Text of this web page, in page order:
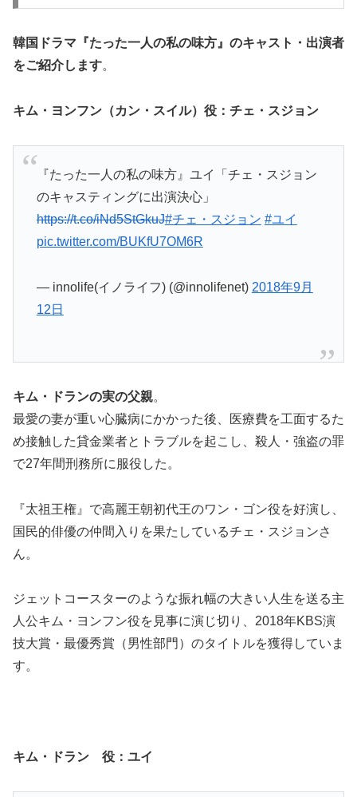
韓国ドラマ『たった一人の私の味方』のキャスト・出演者
をご紹介します。
キム・ヨンフン（カン・スイル）役：チェ・スジョン
『たった一人の私の味方』ユイ「チェ・スジョン
のキャスティングに出演決心」
https://t.co/iNd5StGkuJ#チェ・スジョン #ユイ
pic.twitter.com/BUKfU7OM6R
— innolife(イノライフ) (@innolifenet) 2018年9月
12日
キム・ドランの実の父親。
最愛の妻が重い心臓病にかかった後、医療費を工面するた
め接触した貸金業者とトラブルを起こし、殺人・強盗の罪
で27年間刑務所に服役した。
『太祖王権』で高麗王朝初代王のワン・ゴン役を好演し、
国民的俳優の仲間入りを果たしているチェ・スジョンさ
ん。
ジェットコースターのような振れ幅の大きい人生を送る主
人公キム・ヨンフン役を見事に演じ切り、2018年KBS演
技大賞・最優秀賞（男性部門）のタイトルを獲得していま
す。
キム・ドラン 役：ユイ